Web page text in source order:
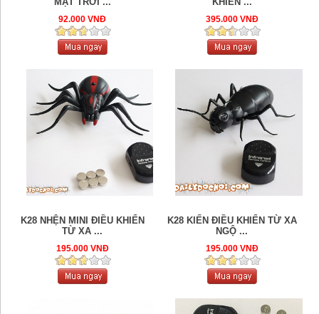
92.000 VNĐ 395.000 VNĐ
K28 NHỆN MINI ĐIỀU KHIỂN
TỪ XA ...
195.000 VNĐ
K28 KIẾN ĐIỀU KHIỂN TỪ XA
NGỘ ...
195.000 VNĐ